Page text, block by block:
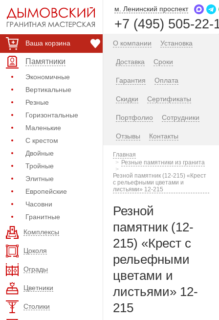
Ваша корзина
Памятники
Экономичные
Вертикальные
Резные
Горизонтальные
Маленькие
С крестом
Двойные
Тройные
Элитные
Европейские
Часовни
Гранитные
Комплексы
Цоколя
Ограды
Цветники
Столики
м. Ленинский проспект
+7 (495) 505-22-
О компании Установка
Доставка Сроки
Гарантия Оплата
Скидки Сертификаты
Портфолио Сотрудники
Отзывы Контакты
Главная
Резные памятники из гранита
Резной памятник (12-215) «Крест
с рельефными цветами и
листьями» 12-215
Резной
памятник (12-
215) «Крест с
рельефными
цветами и
листьями» 12-
215